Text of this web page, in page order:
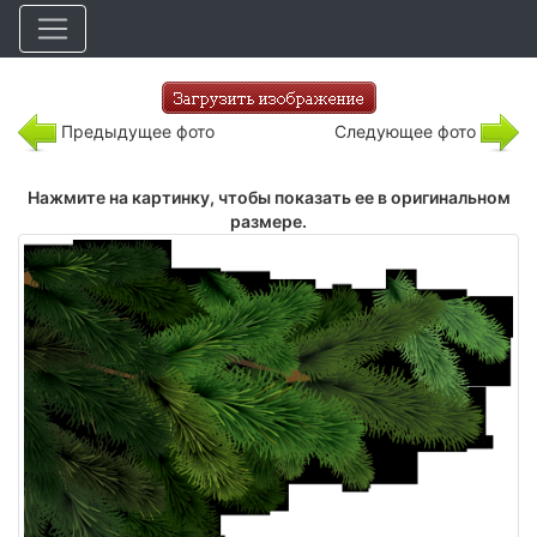
Предыдущее фото Следующее фото
Нажмите на картинку, чтобы показать ее в оригинальном
размере.